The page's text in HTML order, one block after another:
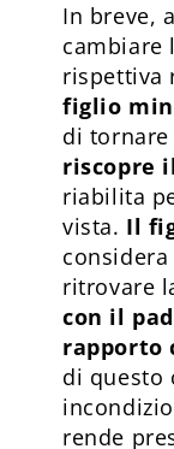
In breve,
cambiare
rispettiva
figlio
di tornare
riscopre
riabilita
vista. Il
ritrovare
con il
rapporto
di questo
rende